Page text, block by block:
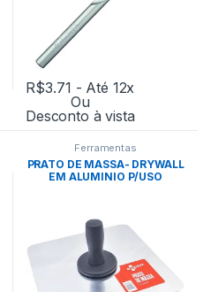
R$3.71 - Até 12x
Ou
Desconto à vista
Ferramentas
PRATO DE MASSA- DRYWALL
EM ALUMINIO P/USO